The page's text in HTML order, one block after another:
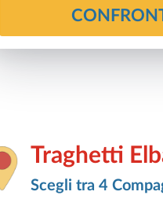
Traghetti
Scegli tra 4